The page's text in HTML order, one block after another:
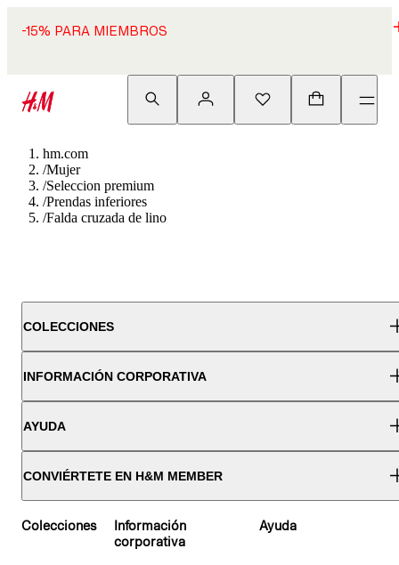
-15% PARA MIEMBROS
hm.com
/Mujer
/Seleccion premium
/Prendas inferiores
/Falda cruzada de lino
COLECCIONES
INFORMACIÓN CORPORATIVA
AYUDA
CONVIÉRTETE EN H&M MEMBER
Colecciones
Información
corporativa
Ayuda